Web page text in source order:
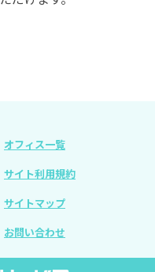
オフィス一覧
サイト利用規約
サイトマップ
お問い合わせ